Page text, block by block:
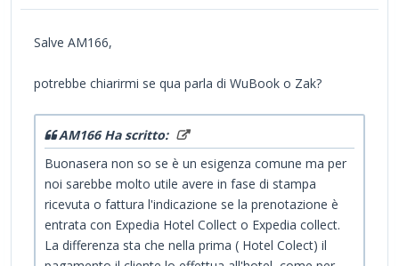
Salve AM166,
potrebbe chiarirmi se qua parla di WuBook o Zak?
AM166 Ha scritto:
Buonasera non so se è un esigenza comune ma per
noi sarebbe molto utile avere in fase di stampa
ricevuta o fattura l'indicazione se la prenotazione è
entrata con Expedia Hotel Collect o Expedia collect.
La differenza sta che nella prima ( Hotel Colect) il